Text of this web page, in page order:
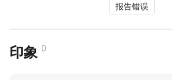
报告错误
印象 0